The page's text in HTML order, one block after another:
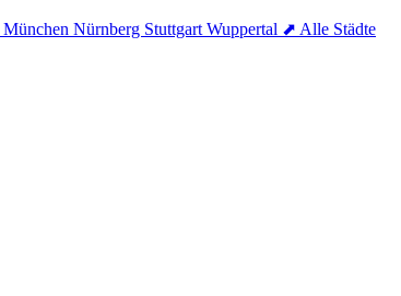
München Nürnberg Stuttgart Wuppertal ⬈ Alle Städte